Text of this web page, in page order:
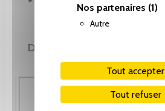
Nos partenaires (1)
Autre
Tout accepter
Tout refuser
DE LA MÊME COLLECTION